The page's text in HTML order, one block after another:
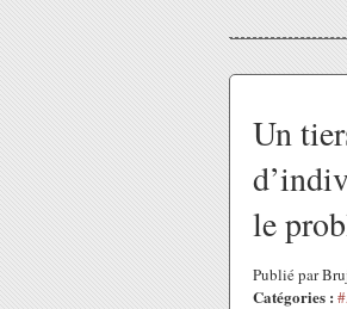
Un
le
Publié par
Catégories :